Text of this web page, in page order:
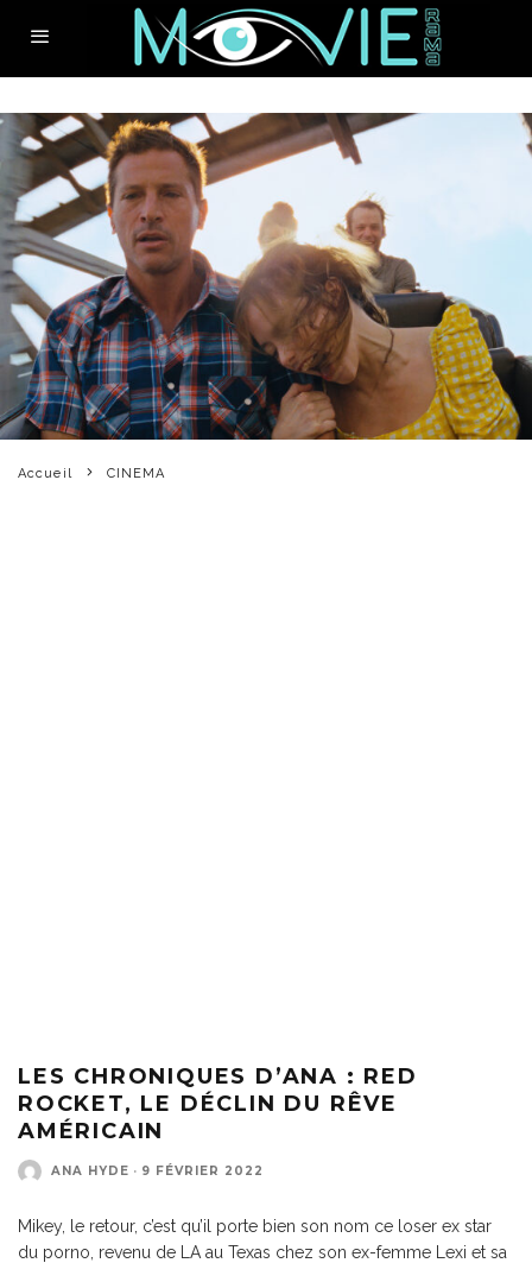
Accueil CINEMA
LES CHRONIQUES D’ANA : RED
ROCKET, LE DÉCLIN DU RÊVE
AMÉRICAIN
ANA HYDE · 9 FÉVRIER 2022
Mikey, le retour, c’est qu’il porte bien son nom ce loser ex star
du porno, revenu de LA au Texas chez son ex-femme Lexi et sa